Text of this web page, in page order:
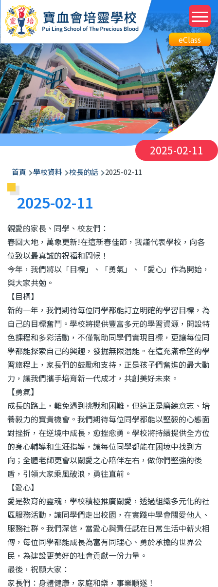
移至主內容
Top
eClass
Btn
eClass
2025-02-11
導
航
連
首頁 學校資料 校長的話 2025-02-11
2025-02-11
親愛的家長、同學、校友們：
春回大地，萬象更新!在這新春佳節，我謹代表學校，向各
位致以最真誠的祝福和問候！
今年，我們將以「目標」、「勇氣」、「愛心」作為開始，
與大家共勉。
【目標】
新的一年，我們期待每位同學都能訂立明確的學習目標，為
自己的目標奮鬥。學校將提供豐富多元的學習資源，開設特
色課程和多彩活動，不僅幫助同學們實現目標，更讓每位同
學都能探索自己的興趣，發掘無限潛能。在這充滿希望的學
習旅程上，家長們的鼓勵和支持，正是孩子們奮進的最大動
力，讓我們攜手培育新一代成才，共創美好未來。
【勇氣】
成長的路上，難免遇到挑戰和困難，但這正是磨練意志、培
養毅力的寶貴機會。我們期待每位同學都能以堅毅的心態面
對挫折，在逆境中成長，愈挫愈勇。學校將持續提供全方位
的身心輔導和生涯指導，讓每位同學都能在困境中找到方
向；全體老師更會以關愛之心陪伴左右，做你們堅強的後
盾，引領大家乘風破浪，勇往直前。
【愛心】
愛是教育的靈魂，學校積極推廣關愛，透過組織多元化的社
區服務活動，讓同學們走出校園，在實踐中學會關愛他人、
服務社群。我們深信，當愛心與責任感在日常生活中薪火相
傳，每位同學都能成長為富有同理心、勇於承擔的世界公
民，為建設更美好的社會貢獻一份力量。
最後，祝願大家：
家長們：身體健康，家庭和樂，事業順遂！